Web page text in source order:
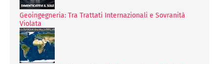
Geoingegneria: Tra Trattati Internazionali e Sovranità
Violata